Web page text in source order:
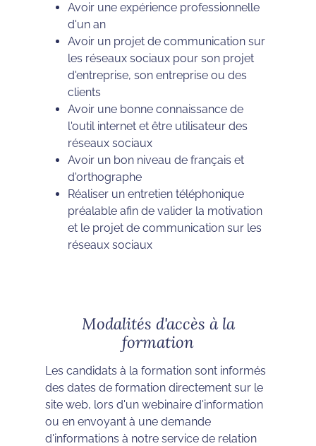
Avoir une expérience professionnelle
d'un an
Avoir un projet de communication sur
les réseaux sociaux pour son projet
d'entreprise, son entreprise ou des
clients
Avoir une bonne connaissance de
l'outil internet et être utilisateur des
réseaux sociaux
Avoir un bon niveau de français et
d'orthographe
Réaliser un entretien téléphonique
préalable afin de valider la motivation
et le projet de communication sur les
réseaux sociaux
Modalités d'accès à la
formation
Les candidats à la formation sont informés
des dates de formation directement sur le
site web, lors d'un webinaire d'information
ou en envoyant à une demande
d'informations à notre service de relation